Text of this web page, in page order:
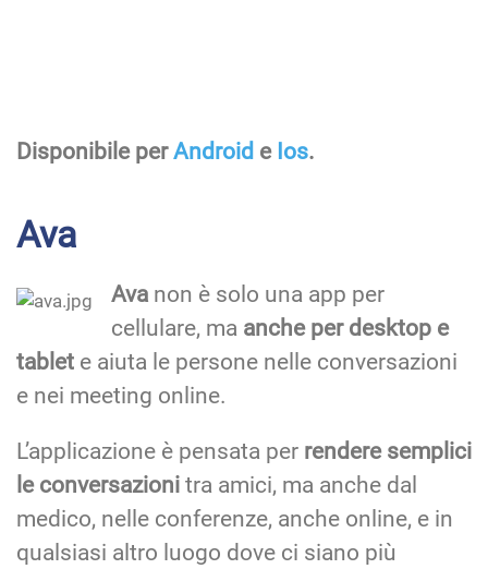
Disponibile perAndroid e Ios.
Ava
Ava non è solo una app per
cellulare, ma anche per desktop e
tablet e aiuta le persone nelle conversazioni
e nei meeting online.
L’applicazione è pensata per rendere semplici
le conversazioni tra amici, ma anche dal
medico, nelle conferenze, anche online, e in
qualsiasi altro luogo dove ci siano più